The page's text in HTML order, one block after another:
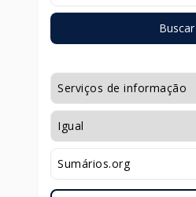
Buscar